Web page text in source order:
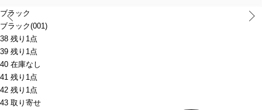
ブラック
ブラック(001)
38 残り1点
39 残り1点
40 在庫なし
41 残り1点
42 残り1点
43 取り寄せ
Prev